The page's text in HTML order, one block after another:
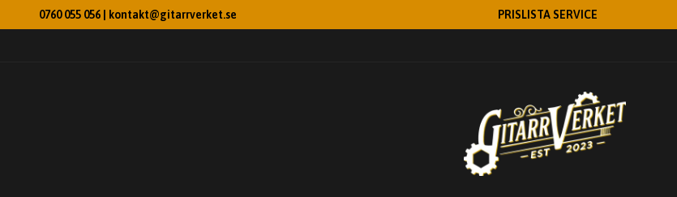
0760 055 056 | kontakt@gitarrverket.se PRISLISTA SERVICE